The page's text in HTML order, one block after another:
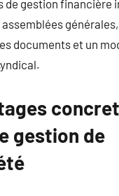
de gestion financière
documents et un
gestion de